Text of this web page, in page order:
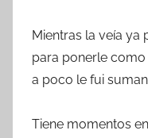
Mientras la veía ya
para ponerle
a poco le fui
Tiene momentos